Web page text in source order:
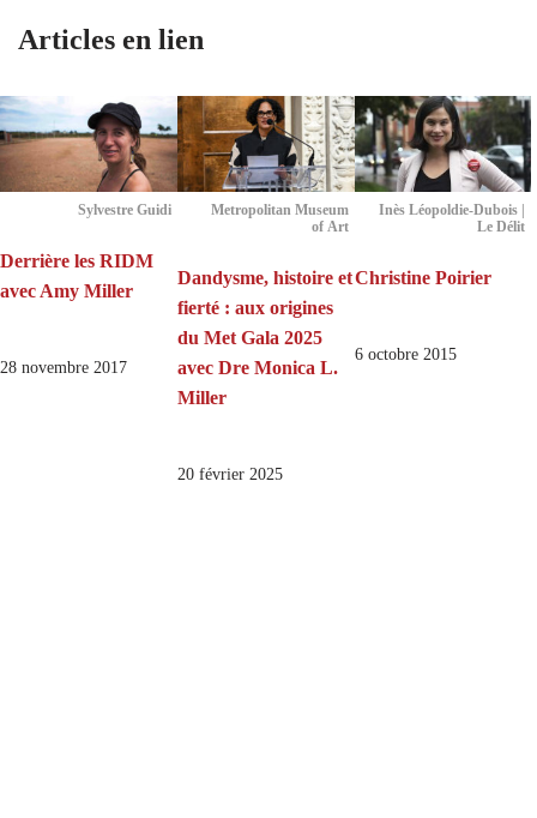
Articles en lien
Sylvestre Guidi
Derrière les RIDM
avec Amy Miller
28 novembre 2017
Metropolitan Museum
of Art
Dandysme, histoire et
fierté : aux origines
du Met Gala 2025
avec Dre Monica L.
Miller
20 février 2025
Inès Léopoldie-Dubois |
Le Délit
Christine Poirier
6 octobre 2015